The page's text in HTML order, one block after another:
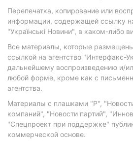
Перепечатка, копирование или
информации, содержащей ссылку
"Українські Новини", в каком-либо
Все материалы, которые
ссылкой на агентство "Интерфакс-
дальнейшему воспроизведению и/
любой форме, кроме как с
агентства.
Материалы с плашками "Р",
компаний", "Новости партий",
"Спецпроект при поддержке"
коммерческой основе.